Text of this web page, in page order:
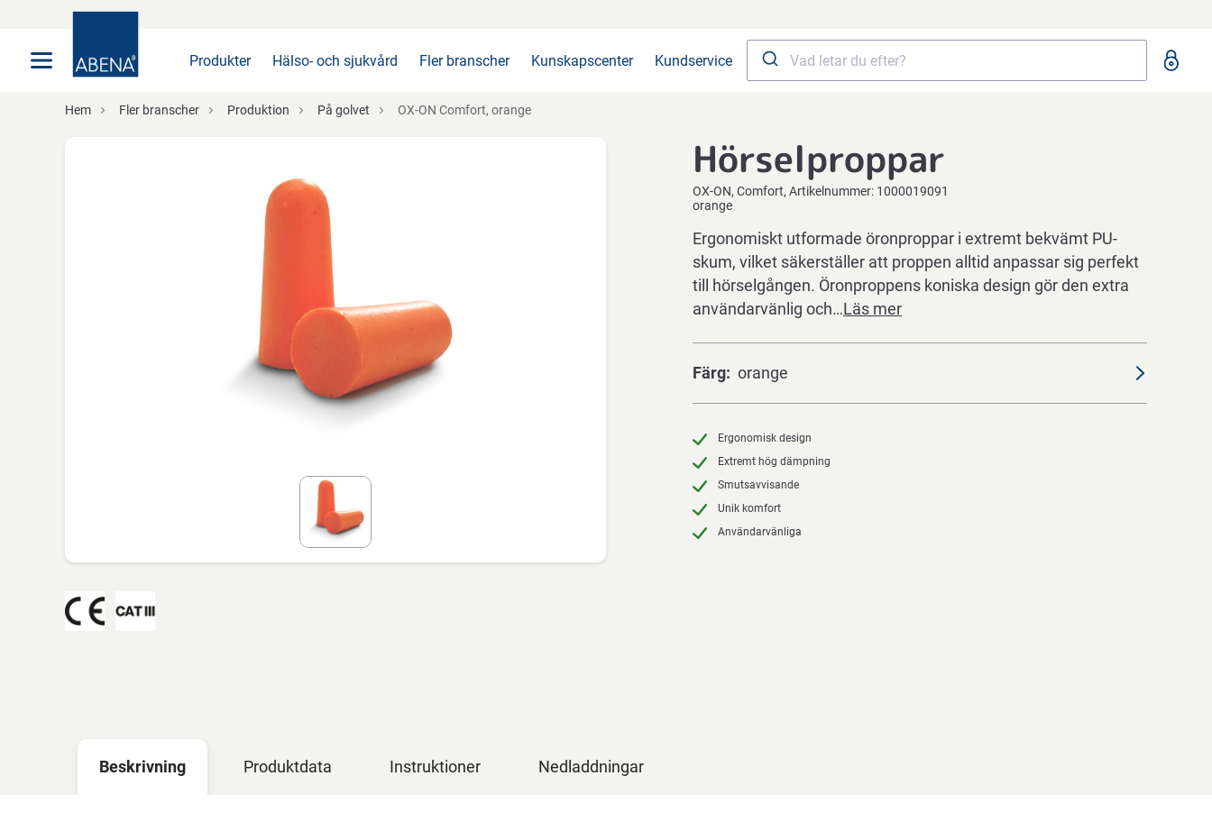
Produkter Hälso- och sjukvård Fler branscher Kunskapscenter Kundservice
Hem Fler branscher Produktion På golvet OX-ON Comfort, orange
Hörselproppar
OX-ON Comfort Artikelnummer: 1000019091
orange
Ergonomiskt utformade öronproppar i extremt bekvämt PU-
skum, vilket säkerställer att proppen alltid anpassar sig perfekt
till hörselgången. Öronproppens koniska design gör den extra
användarvänlig och…Läs mer
Färg orange
Ergonomisk design
Extremt hög dämpning
Smutsavvisande
Unik komfort
Användarvänliga
Beskrivning Produktdata Instruktioner Nedladdningar